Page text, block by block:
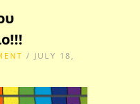
/ JULY 18,